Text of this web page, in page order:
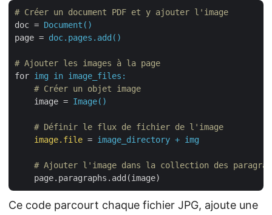
# Créer un document PDF et y ajouter l'image
doc = Document()
page = doc.pages.add()
# Ajouter les images à la page
for img in image_files:
    # Créer un objet image
image = Image()
    # Définir le flux de fichier de l'image
image.file = image_directory + img
# Ajouter l'image dans la collection des
page.paragraphs.add(image)
Ce code parcourt chaque fichier JPG, ajoute une